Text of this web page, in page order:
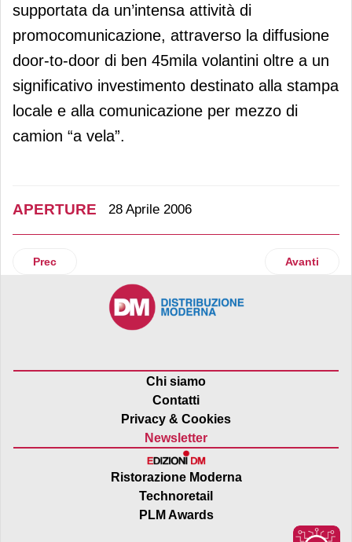
supportata da un’intensa attività di
promocomunicazione, attraverso la diffusione
door-to-door di ben 45mila volantini oltre a un
significativo investimento destinato alla stampa
locale e alla comunicazione per mezzo di
camion “a vela”.
APERTURE 28 Aprile 2006
Articolo precedente: A Siena c&c n° 17 per Sogegross
Prec Articolo
Avanti
Chi siamo
Contatti
Privacy & Cookies
Newsletter
Ristorazione Moderna
Technoretail
PLM Awards